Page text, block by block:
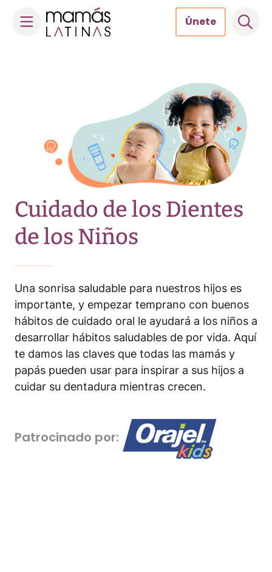
Únete
Cuidado de los Dientes
de los Niños
Una sonrisa saludable para nuestros hijos es
importante, y empezar temprano con buenos
hábitos de cuidado oral le ayudará a los niños a
desarrollar hábitos saludables de por vida. Aquí
te damos las claves que todas las mamás y
papás pueden usar para inspirar a sus hijos a
cuidar su dentadura mientras crecen.
Patrocinado por: